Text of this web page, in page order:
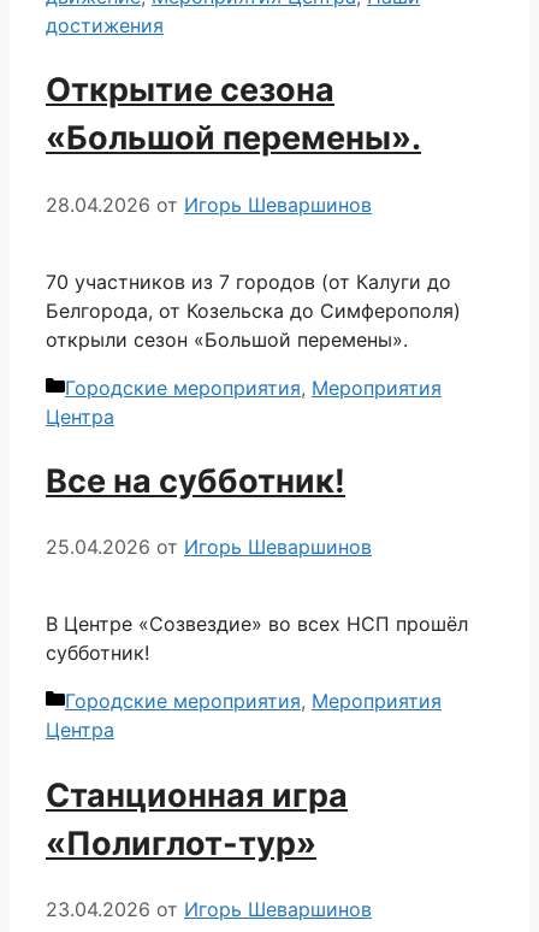
достижения
Открытие сезона
«Большой перемены».
28.04.2026 от Игорь Шеваршинов
70 участников из 7 городов (от Калуги до
Белгорода, от Козельска до Симферополя)
открыли сезон «Большой перемены».
Рубрики
Городские мероприятия, Мероприятия
Центра
Все на субботник!
25.04.2026 от Игорь Шеваршинов
В Центре «Созвездие» во всех НСП прошёл
субботник!
Рубрики
Городские мероприятия, Мероприятия
Центра
Станционная игра
«Полиглот-тур»
23.04.2026 от Игорь Шеваршинов